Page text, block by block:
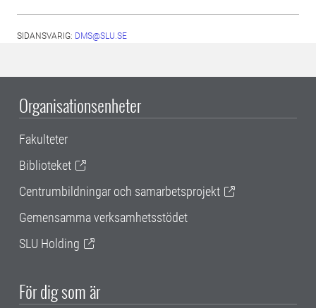
SIDANSVARIG: DMS@SLU.SE
Organisationsenheter
Fakulteter
Biblioteket
Centrumbildningar och samarbetsprojekt
Gemensamma verksamhetsstödet
SLU Holding
För dig som är